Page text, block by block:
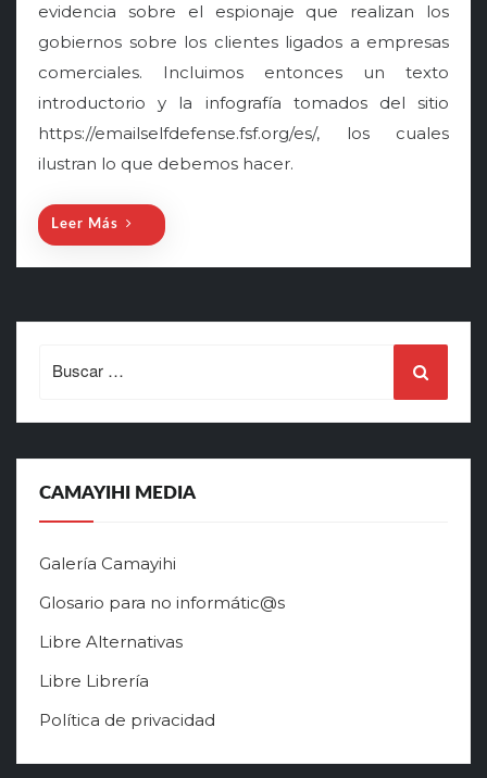
evidencia sobre el espionaje que realizan los
gobiernos sobre los clientes ligados a empresas
comerciales. Incluimos entonces un texto
introductorio y la infografía tomados del sitio
https://emailselfdefense.fsf.org/es/, los cuales
ilustran lo que debemos hacer.
Leer Más
for:
CAMAYIHI MEDIA
Galería Camayihi
Glosario para no informátic@s
Libre Alternativas
Libre Librería
Política de privacidad